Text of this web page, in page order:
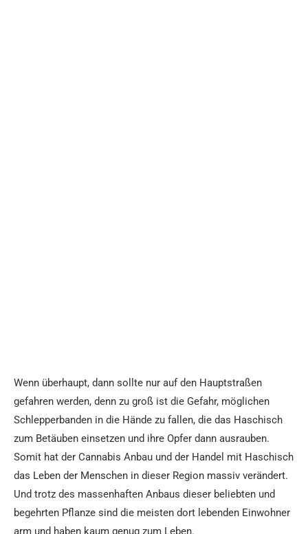
Wenn überhaupt, dann sollte nur auf den Hauptstraßen
gefahren werden, denn zu groß ist die Gefahr, möglichen
Schlepperbanden in die Hände zu fallen, die das Haschisch
zum Betäuben einsetzen und ihre Opfer dann ausrauben.
Somit hat der Cannabis Anbau und der Handel mit Haschisch
das Leben der Menschen in dieser Region massiv verändert.
Und trotz des massenhaften Anbaus dieser beliebten und
begehrten Pflanze sind die meisten dort lebenden Einwohner